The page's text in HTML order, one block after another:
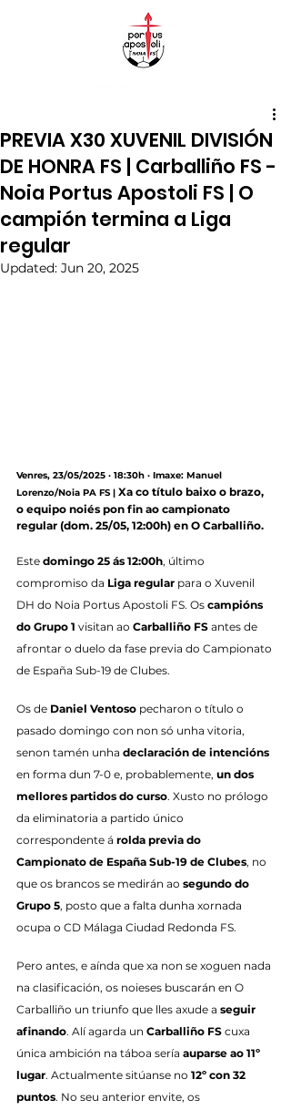
PREVIA X30 XUVENIL DIVISIÓN
DE HONRA FS | Carballiño FS -
Noia Portus Apostoli FS | O
campión termina a Liga
regular
Updated: Jun 20, 2025
Venres, 23/05/2025 · 18:30h · Imaxe: Manuel
Lorenzo/Noia PA FS | Xa co título baixo o brazo,
o equipo noiés pon fin ao campionato
regular (dom. 25/05, 12:00h) en O Carballiño.
Este domingo 25 ás 12:00h, último
compromiso da Liga regular para o Xuvenil
DH do Noia Portus Apostoli FS. Os campións
do Grupo 1 visitan ao Carballiño FS antes de
afrontar o duelo da fase previa do Campionato
de España Sub-19 de Clubes.
Os de Daniel Ventoso pecharon o título o
pasado domingo con non só unha vitoria,
senon tamén unha declaración de intencións
en forma dun 7-0 e, probablemente, un dos
mellores partidos do curso. Xusto no prólogo
da eliminatoria a partido único
correspondente á rolda previa do
Campionato de España Sub-19 de Clubes, no
que os brancos se medirán ao segundo do
Grupo 5, posto que a falta dunha xornada
ocupa o CD Málaga Ciudad Redonda FS.
Pero antes, e aínda que xa non se xoguen nada
na clasificación, os noieses buscarán en O
Carballiño un triunfo que lles axude a seguir
afinando. Alí agarda un Carballiño FS cuxa
única ambición na táboa sería auparse ao 11º
lugar. Actualmente sitúanse no 12º con 32
puntos. No seu anterior envite, os